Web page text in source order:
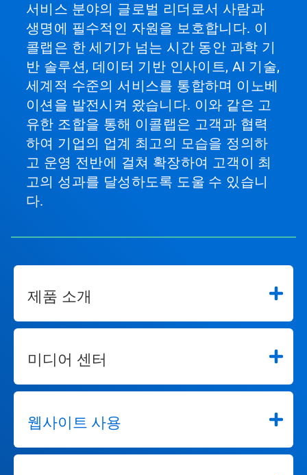
서비스 분야의 글로벌 리더로서 사람과
생명에 필수적인 자원을 보호합니다. 이
콜랩은 한 세기가 넘는 시간 동안 과학 기
반 솔루션, 데이터 기반 인사이트, AI 기술,
세계적 수준의 서비스를 통합하며 이노베
이션을 발전시켜 왔습니다. 이와 같은 고
유한 조합을 통해 이콜랩은 고객과 협력
하여 기업의 업계 최고의 모습을 정의하
고 운영 전반에 걸쳐 확장하여 고객이 최
고의 성과를 달성하도록 도울 수 있습니
다.
제품 소개
미디어 센터
웹사이트 사용